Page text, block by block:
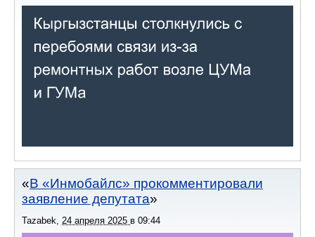
В «Инмобайлс» прокомментировали
заявление депутата
Tazabek, 24 апреля 2025 в 09:44